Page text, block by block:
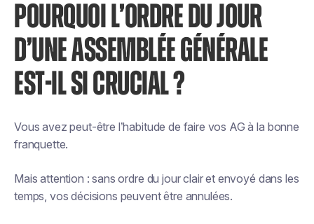
POURQUOI L’ORDRE DU JOUR
D’UNE ASSEMBLÉE GÉNÉRALE
EST-IL SI CRUCIAL ?
Vous avez peut-être l’habitude de faire vos AG à la bonne
franquette.
Mais attention : sans ordre du jour clair et envoyé dans les
temps, vos décisions peuvent être annulées.